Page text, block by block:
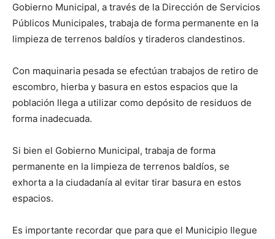
Gobierno Municipal, a través de la Dirección de Servicios
Públicos Municipales, trabaja de forma permanente en la
limpieza de terrenos baldíos y tiraderos clandestinos.
Con maquinaria pesada se efectúan trabajos de retiro de
escombro, hierba y basura en estos espacios que la
población llega a utilizar como depósito de residuos de
forma inadecuada.
Si bien el Gobierno Municipal, trabaja de forma
permanente en la limpieza de terrenos baldíos, se
exhorta a la ciudadanía al evitar tirar basura en estos
espacios.
Es importante recordar que para que el Municipio llegue